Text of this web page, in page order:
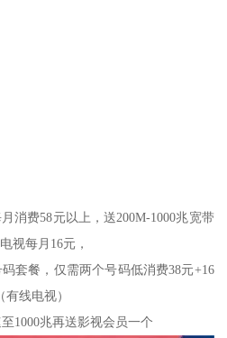
消费58元以上，送200M-1000兆宽带
视每月16元，
套餐，仅需两个号码低消费38元+16
线电视）
1000兆再送影视会员一个